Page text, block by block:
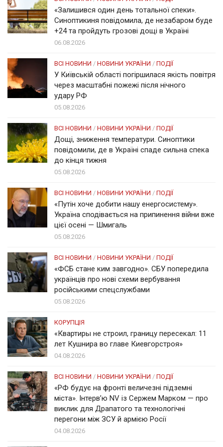
«Залишився один день тотальної спеки».
Синоптикиня повідомила, де незабаром буде
+24 та пройдуть грозові дощі в Україні
06.08.2026
ВСІ НОВИНИ / НОВИНИ УКРАЇНИ / ПОДІЇ
У Київській області погіршилася якість повітря
через масштабні пожежі після нічного
удару РФ
05.08.2026
ВСІ НОВИНИ / НОВИНИ УКРАЇНИ / ПОДІЇ
Дощі, зниження температури. Синоптики
повідомили, де в Україні спаде сильна спека
до кінця тижня
05.08.2026
ВСІ НОВИНИ / НОВИНИ УКРАЇНИ / ПОДІЇ
«Путін хоче добити нашу енергосистему».
Україна сподівається на припинення війни вже
цієї осені — Шмигаль
05.08.2026
ВСІ НОВИНИ / НОВИНИ УКРАЇНИ / ПОДІЇ
«ФСБ стане ким завгодно». СБУ попередила
українців про нові схеми вербування
російськими спецслужбами
05.08.2026
КОРУПЦІЯ
«Квартиры не строил, границу пересекал: 11
лет Кушнира во главе Киевгорстроя»
04.08.2026
ВСІ НОВИНИ / НОВИНИ УКРАЇНИ / ПОДІЇ
«РФ будує на фронті величезні підземні
міста». Інтерв’ю NV із Сержем Марком — про
виклик для Драпатого та технологічні
перегони між ЗСУ й армією Росії
04.08.2026